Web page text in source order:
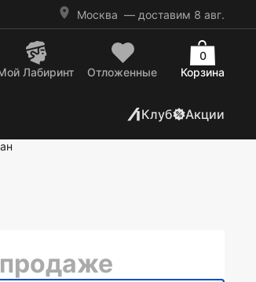
Москва — доставим 8 авг.
Лабиринт Отложенные Корзина
0
Клуб Акции